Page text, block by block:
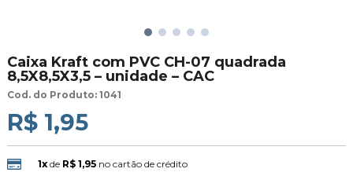
Caixa Kraft com PVC CH-07 quadrada
8,5X8,5X3,5 – unidade – CAC
Cod. do Produto: 1041
R$ 1,95
1xde R$ 1,95 no cartão de crédito